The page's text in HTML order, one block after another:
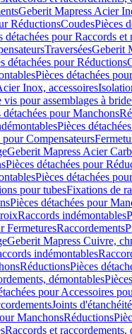
Geberit Mapress Acier
RéductionsCoudesPièces
détachées pour Raccords
TraverséesGeberit
détachées pour Réductions
Pièces détachées
Inox, accessoires
vis pour assemblages à bride
détachées pour Manchons
Pièces
pour Compensateurs
Geberit Mapress Acier
Pièces détachées pour
Pièces détachées
pour tubesFixations de
Pièces détachées pour
Raccords indémontables
FermeturesRaccordements
Geberit Mapress Cuivre,
indémontables
RéductionsPièces
démontables
pour Accessoires
Joints d'étanchéité
ManchonsRéductions
Raccords et raccordements,